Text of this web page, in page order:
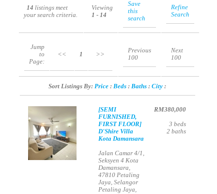
14listings meet
your search criteria.
Viewing
1 - 14
Save
this
search
Refine
Search
Jump
to
Page:
<< 1 >>
Previous
100
Next
100
Sort Listings By: Price : Beds : Baths : City :
[SEMI
FURNISHED,
FIRST FLOOR]
D'Shire Villa
Kota Damansara
Jalan Camar 4/1,
Seksyen 4 Kota
Damansara,
47810 Petaling
Jaya, Selangor
Petaling Jaya,
RM380,000
3 beds
2 baths